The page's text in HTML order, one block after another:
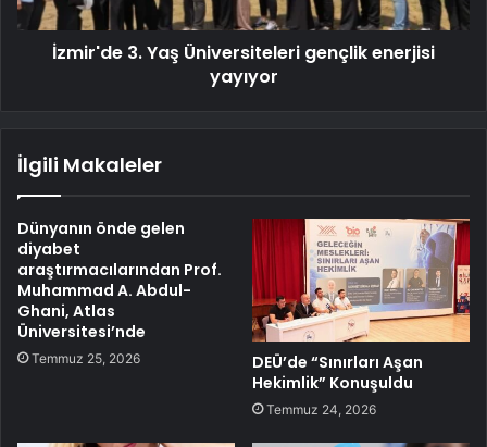
İzmir'de 3. Yaş Üniversiteleri gençlik enerjisi
yayıyor
İlgili Makaleler
Dünyanın önde gelen
diyabet
araştırmacılarından Prof.
Muhammad A. Abdul-
Ghani, Atlas
Üniversitesi’nde
Temmuz 25, 2026
DEÜ’de “Sınırları Aşan
Hekimlik” Konuşuldu
Temmuz 24, 2026